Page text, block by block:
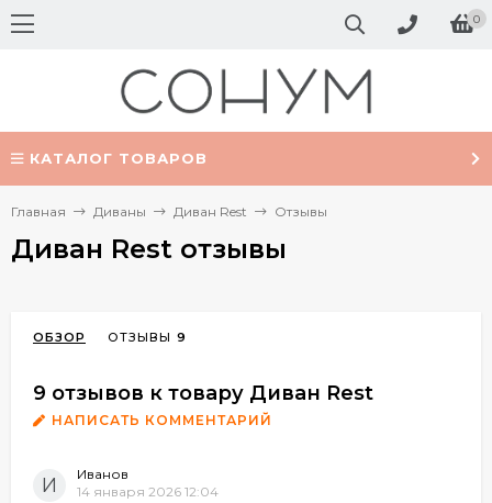
0
КАТАЛОГ ТОВАРОВ
Главная Диваны Диван Rest Отзывы
Диван Rest отзывы
ОБЗОР ОТЗЫВЫ 9
9 отзывов к товару Диван Rest
НАПИСАТЬ КОММЕНТАРИЙ
И
Иванов
14 января 2026 12:04